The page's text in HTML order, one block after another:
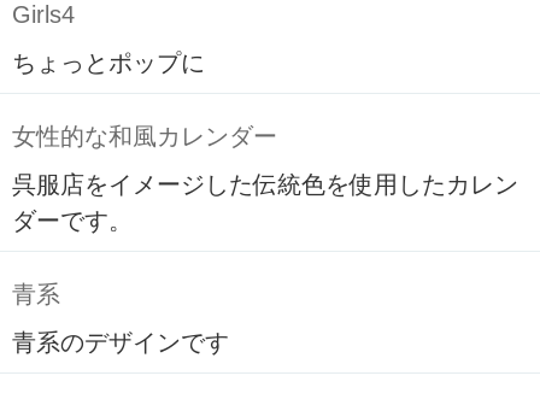
Girls4
ちょっとポップに
女性的な和風カレンダー
呉服店をイメージした伝統色を使用したカレン
ダーです。
青系
青系のデザインです